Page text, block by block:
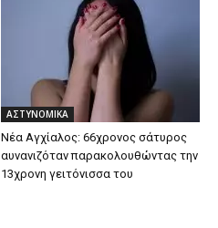
ΑΣΤΥΝΟΜΙΚΑ
Νέα Αγχίαλος: 66χρονος σάτυρος
αυνανιζόταν παρακολουθώντας την
13χρονη γειτόνισσα του